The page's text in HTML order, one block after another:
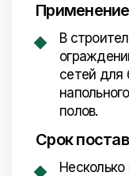
Применение
В
сетей для
полов.
Срок